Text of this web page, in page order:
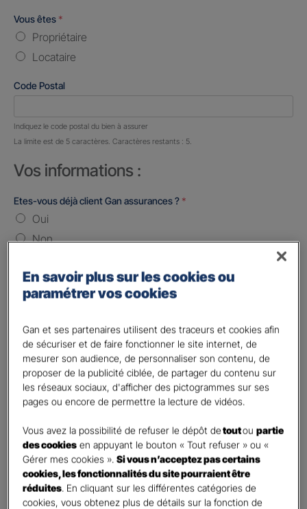
Vous êtes *
Propriétaire
Locataire
Code Postal
Nombre de caractères restants :
Indiquez le code postal du bien à assurer
La limite est de 5 caractères. Caractères restants : 5.
Vos informations :
Etes-vous déjà client Gan assurances ? *
Oui
Non
Madame
Contact*
First Last
Téléphone*
United
States
+1
E-mail*
Informations complémentaires (facultatif)
En savoir plus sur les cookies ou
paramétrer vos cookies
Gan et ses partenaires utilisent des traceurs et cookies afin
de sécuriser et de faire fonctionner le site internet, de
mesurer son audience, de personnaliser son contenu, de
proposer de la publicité ciblée, de partager du contenu sur
les réseaux sociaux, d'afficher des pictogrammes sur ses
pages ou encore de permettre la lecture de vidéos.
Vous avez la possibilité de refuser le dépôt detoutoupartie
des cookies en appuyant le bouton « Tout refuser » ou «
Gérer mes cookies ».Si vous n’acceptez pas certains
cookies, les fonctionnalités du site pourraient être
réduites. En cliquant sur les différentes catégories de
cookies, vous obtenez plus de détails sur la fonction de